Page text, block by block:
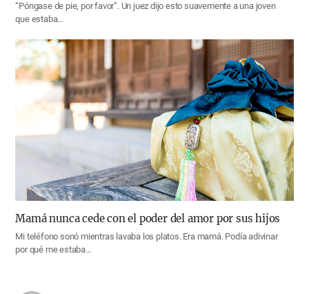
“Póngase de pie, por favor”. Un juez dijo esto suavemente a una joven
que estaba…
Mamá nunca cede con el poder del amor por sus hijos
Mi teléfono sonó mientras lavaba los platos. Era mamá. Podía adivinar
por qué me estaba…